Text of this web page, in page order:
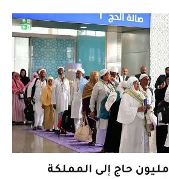
وصل أكثر من 1.6 مليون حاج إلى المملكة